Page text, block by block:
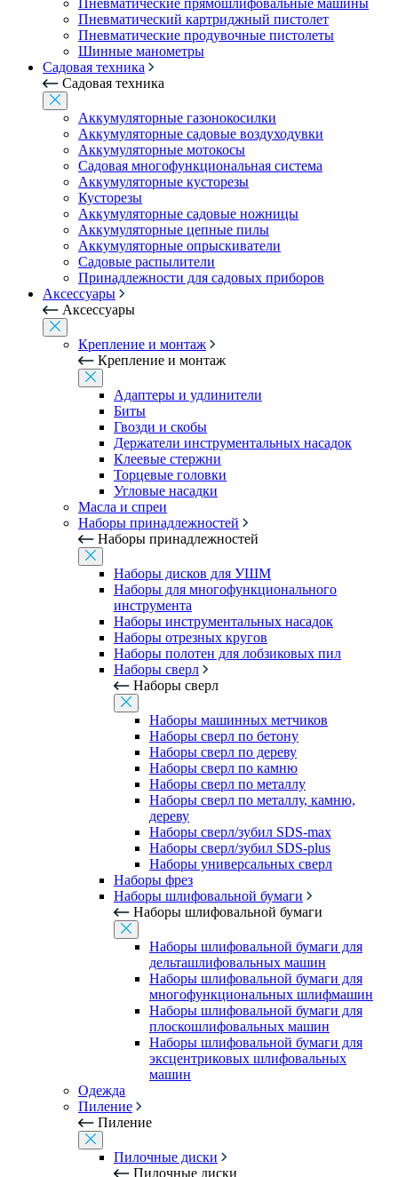
Пневматические прямошлифовальные машины
Пневматический картриджный пистолет
Пневматические продувочные пистолеты
Шинные манометры
Садовая техника
Садовая техника
Аккумуляторные газонокосилки
Аккумуляторные садовые воздуходувки
Аккумуляторные мотокосы
Садовая многофункциональная система
Аккумуляторные кусторезы
Кусторезы
Аккумуляторные садовые ножницы
Аккумуляторные цепные пилы
Аккумуляторные опрыскиватели
Садовые распылители
Принадлежности для садовых приборов
Аксессуары
Аксессуары
Крепление и монтаж
Крепление и монтаж
Адаптеры и удлинители
Биты
Гвозди и скобы
Держатели инструментальных насадок
Клеевые стержни
Торцевые головки
Угловые насадки
Масла и спреи
Наборы принадлежностей
Наборы принадлежностей
Наборы дисков для УШМ
Наборы для многофункционального
инструмента
Наборы инструментальных насадок
Наборы отрезных кругов
Наборы полотен для лобзиковых пил
Наборы сверл
Наборы сверл
Наборы машинных метчиков
Наборы сверл по бетону
Наборы сверл по дереву
Наборы сверл по камню
Наборы сверл по металлу
Наборы сверл по металлу, камню,
дереву
Наборы сверл/зубил SDS-max
Наборы сверл/зубил SDS-plus
Наборы универсальных сверл
Наборы фрез
Наборы шлифовальной бумаги
Наборы шлифовальной бумаги
Наборы шлифовальной бумаги для
дельташлифовальных машин
Наборы шлифовальной бумаги для
многофункциональных шлифмашин
Наборы шлифовальной бумаги для
плоскошлифовальных машин
Наборы шлифовальной бумаги для
эксцентриковых шлифовальных
машин
Одежда
Пиление
Пиление
Пилочные диски
Пилочные диски